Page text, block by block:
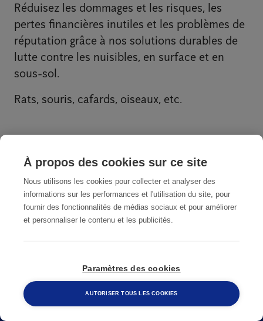
Réduisez les dommages et les risques, les
pertes financières inutiles et les problèmes de
réputation grâce à nos solutions durables de
lutte contre les nuisibles, en surface et en
sous-sol.
Rats, souris, cafards, oiseaux, etc.
Soyez sereins. Optez pour la lutte
contre les rats 24h/24, 7j/7
À propos des cookies sur ce site
Nous utilisons les cookies pour collecter et analyser des
informations sur les performances et l'utilisation du site, pour
fournir des fonctionnalités de médias sociaux et pour améliorer
et personnaliser le contenu et les publicités.
Paramètres des cookies
AUTORISER TOUS LES COOKIES